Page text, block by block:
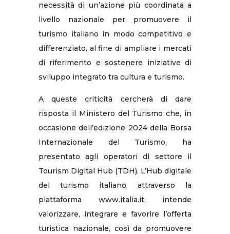
necessità di un’azione più coordinata a
livello nazionale per promuovere il
turismo italiano in modo competitivo e
differenziato, al fine di ampliare i mercati
di riferimento e sostenere iniziative di
sviluppo integrato tra cultura e turismo.
A queste criticità cercherà di dare
risposta il Ministero del Turismo che, in
occasione dell’edizione 2024 della Borsa
Internazionale del Turismo, ha
presentato agli operatori di settore il
Tourism Digital Hub (TDH). L’Hub digitale
del turismo italiano, attraverso la
piattaforma www.italia.it, intende
valorizzare, integrare e favorire l’offerta
turistica nazionale, così da promuovere